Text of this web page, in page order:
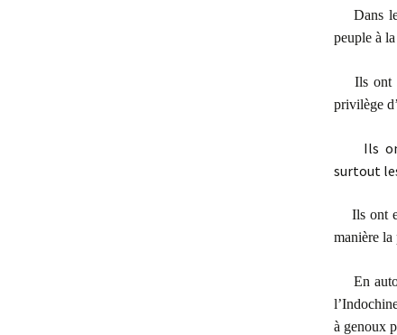
Dans
peuple à
Ils ont
privilège
Ils
surtout
Ils ont
manière la
En
à genoux